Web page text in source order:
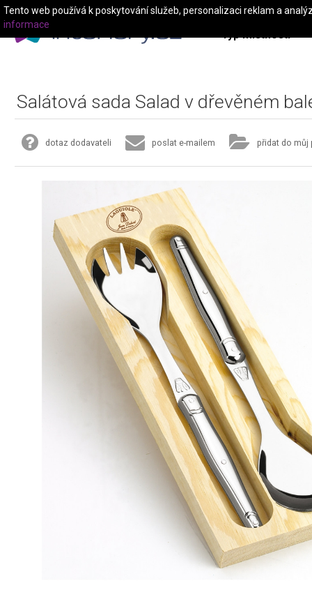
Typ místnosti
Salátová sada Salad v dřevěném
dotaz dodavateli poslat e-mailem přidat do můj
Tento web používá k poskytování služeb, personalizaci reklam a
informace